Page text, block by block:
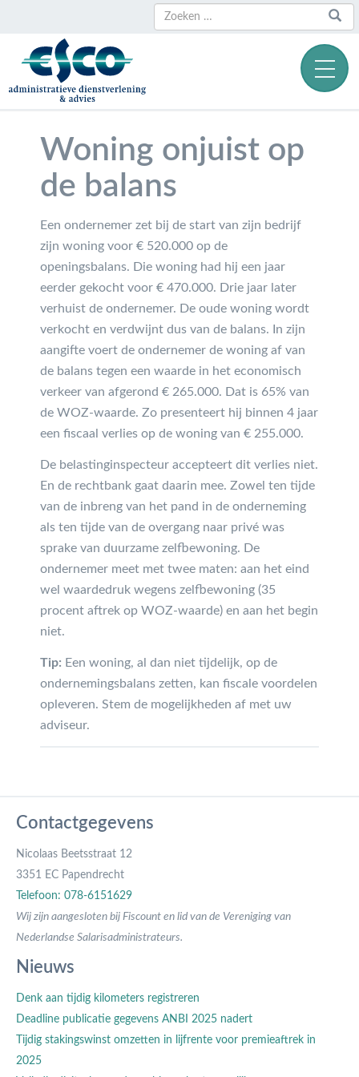
Zoeken
Zoeken
naar:
Woning onjuist op
de balans
Een ondernemer zet bij de start van zijn bedrijf
zijn woning voor € 520.000 op de
openingsbalans. Die woning had hij een jaar
eerder gekocht voor € 470.000. Drie jaar later
verhuist de ondernemer. De oude woning wordt
verkocht en verdwijnt dus van de balans. In zijn
aangifte voert de ondernemer de woning af van
de balans tegen een waarde in het economisch
verkeer van afgerond € 265.000. Dat is 65% van
de WOZ-waarde. Zo presenteert hij binnen 4 jaar
een fiscaal verlies op de woning van € 255.000.
De belastinginspecteur accepteert dit verlies niet.
En de rechtbank gaat daarin mee. Zowel ten tijde
van de inbreng van het pand in de onderneming
als ten tijde van de overgang naar privé was
sprake van duurzame zelfbewoning. De
ondernemer meet met twee maten: aan het eind
wel waardedruk wegens zelfbewoning (35
procent aftrek op WOZ-waarde) en aan het begin
niet.
Tip: Een woning, al dan niet tijdelijk, op de
ondernemingsbalans zetten, kan fiscale voordelen
opleveren. Stem de mogelijkheden af met uw
adviseur.
Contactgegevens
Nicolaas Beetsstraat 12
3351 EC Papendrecht
Telefoon: 078-6151629
Wij zijn aangesloten bij Fiscount en lid van de Vereniging van
Nederlandse Salarisadministrateurs.
Nieuws
Denk aan tijdig kilometers registreren
Deadline publicatie gegevens ANBI 2025 nadert
Tijdig stakingswinst omzetten in lijfrente voor premieaftrek in
2025